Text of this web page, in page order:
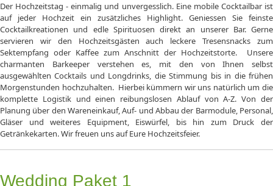
Der Hochzeitstag - einmalig und unvergesslich. Eine mobile Cocktailbar ist
auf jeder Hochzeit ein zusätzliches Highlight. Geniessen Sie feinste
Cocktailkreationen und edle Spirituosen direkt an unserer Bar. Gerne
servieren wir den Hochzeitsgästen auch leckere Tresensnacks zum
Sektempfang oder Kaffee zum Anschnitt der Hochzeitstorte. Unsere
charmanten Barkeeper verstehen es, mit den von Ihnen selbst
ausgewählten Cocktails und Longdrinks, die Stimmung bis in die frühen
Morgenstunden hochzuhalten. Hierbei kümmern wir uns natürlich um die
komplette Logistik und einen reibungslosen Ablauf von A-Z. Von der
Planung über den Wareneinkauf, Auf- und Abbau der Barmodule, Personal,
Gläser und weiteres Equipment, Eiswürfel, bis hin zum Druck der
Getränkekarten. Wir freuen uns auf Eure Hochzeitsfeier.
Wedding Paket 1